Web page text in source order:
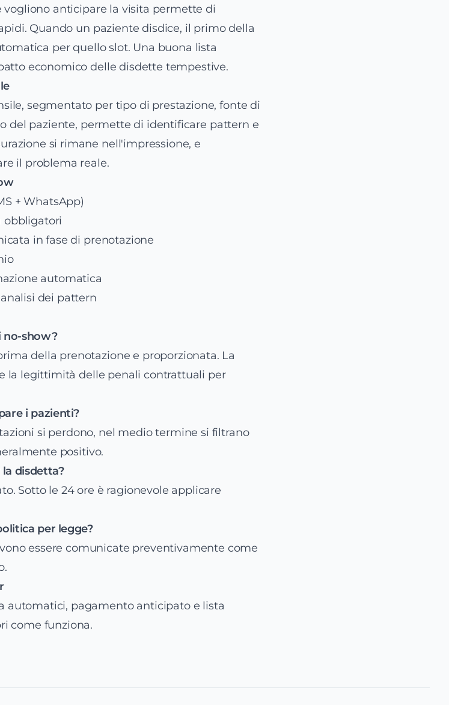
vogliono anticipare la visita permette di
Quando un paziente disdice, il primo della
per quello slot. Una buona lista
economico delle disdette tempestive.
segmentato per tipo di prestazione, fonte di
del paziente, permette di identificare pattern e
si rimane nell'impressione, e
il problema reale.
+ WhatsApp)
obbligatori
in fase di prenotazione
automatica
dei pattern
no-show?
della prenotazione e proporzionata. La
la legittimità delle penali contrattuali per
i pazienti?
si perdono, nel medio termine si filtrano
positivo.
disdetta?
Sotto le 24 ore è ragionevole applicare
per legge?
essere comunicate preventivamente come
automatici, pagamento anticipato e lista
come funziona.